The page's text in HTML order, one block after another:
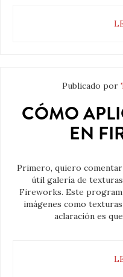
Publicado por
CÓMO
EN
Primero, quiero
útil galería de
Fireworks. Este
imágenes como
aclaración es